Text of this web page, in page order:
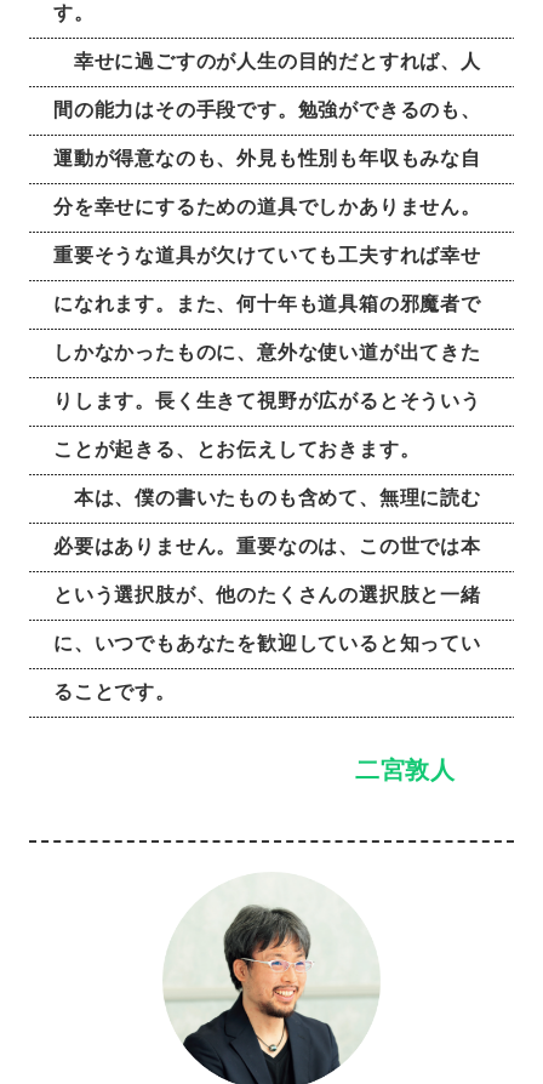
す。
幸せに過ごすのが人生の目的だとすれば、人
間の能力はその手段です。勉強ができるのも、
運動が得意なのも、外見も性別も年収もみな自
分を幸せにするための道具でしかありません。
重要そうな道具が欠けていても工夫すれば幸せ
になれます。また、何十年も道具箱の邪魔者で
しかなかったものに、意外な使い道が出てきた
りします。長く生きて視野が広がるとそういう
ことが起きる、とお伝えしておきます。
本は、僕の書いたものも含めて、無理に読む
必要はありません。重要なのは、この世では本
という選択肢が、他のたくさんの選択肢と一緒
に、いつでもあなたを歓迎していると知ってい
ることです。
二宮敦人